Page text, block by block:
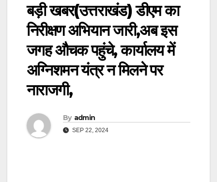
बड़ी खबर(उत्तराखंड) डीएम का
निरीक्षण अभियान जारी,अब इस
जगह औचक पहुंचे, कार्यालय में
अग्निशमन यंत्र न मिलने पर
नाराजगी,
By admin
SEP 22, 2024